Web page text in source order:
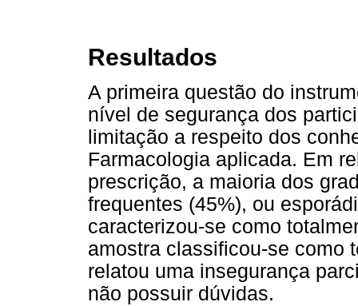
Resultados
A primeira questão do
nível de segurança dos
limitação a respeito dos
Farmacologia aplicada. Em
prescrição, a maioria dos
frequentes (45%), ou
caracterizou-se como
amostra classificou-se como
relatou uma insegurança
não possuir dúvidas.